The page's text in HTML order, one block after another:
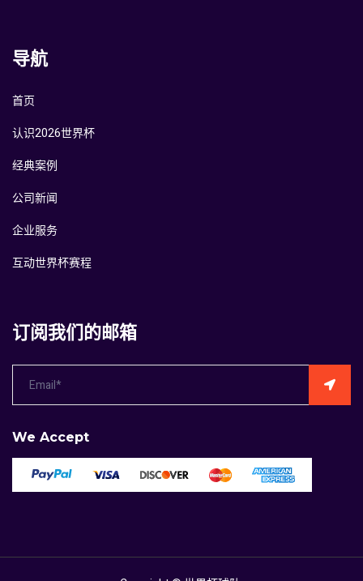
导航
首页
认识2026世界杯
经典案例
公司新闻
企业服务
互动世界杯赛程
订阅我们的邮箱
We Accept